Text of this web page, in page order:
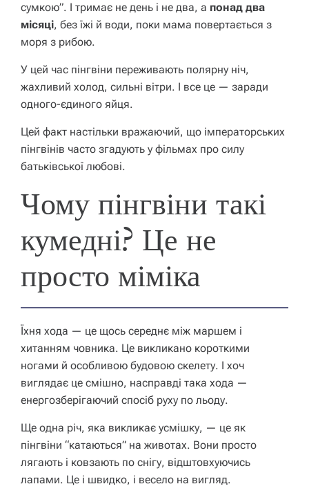
сумкою”. І тримає не день і не два, а понад два
місяці, без їжі й води, поки мама повертається з
моря з рибою.
У цей час пінгвіни переживають полярну ніч,
жахливий холод, сильні вітри. І все це — заради
одного-єдиного яйця.
Цей факт настільки вражаючий, що імператорських
пінгвінів часто згадують у фільмах про силу
батьківської любові.
Чому пінгвіни такі
кумедні? Це не
просто міміка
Їхня хода — це щось середнє між маршем і
хитанням човника. Це викликано короткими
ногами й особливою будовою скелету. І хоч
виглядає це смішно, насправді така хода —
енергозберігаючий спосіб руху по льоду.
Ще одна річ, яка викликає усмішку, — це як
пінгвіни “катаються” на животах. Вони просто
лягають і ковзають по снігу, відштовхуючись
лапами. Це і швидко, і весело на вигляд.